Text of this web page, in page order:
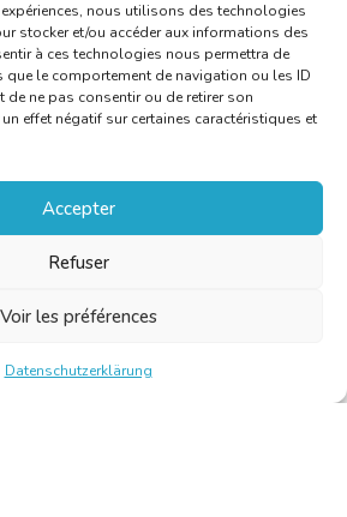
nous utilisons des technologies
stocker et/ou accéder aux informations des
à ces technologies nous permettra de
que le comportement de navigation ou les ID
de ne pas consentir ou de retirer son
effet négatif sur certaines caractéristiques et
Accepter
Refuser
Voir les préférences
Datenschutzerklärung